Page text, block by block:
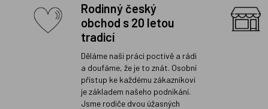
Rodinný český
obchod s 20 letou
tradicí
Děláme naši práci poctivě a rádi
a doufáme, že je to znát. Osobní
přístup ke každému zákazníkovi
je základem našeho podnikání.
Jsme rodiče dvou úžasných